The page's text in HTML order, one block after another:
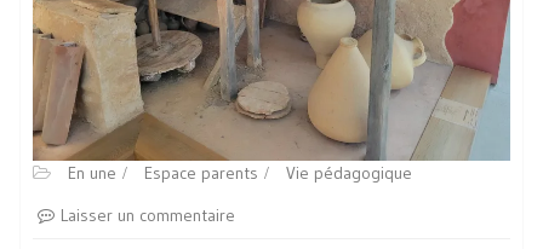
En une Espace parents
Vie pédagogique
Laisser un commentaire